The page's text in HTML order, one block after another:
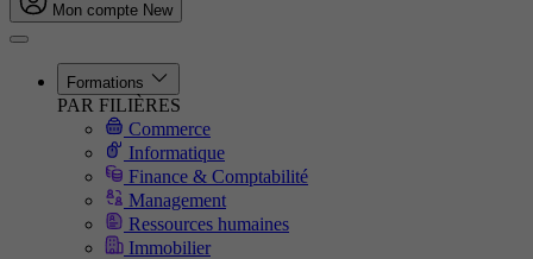
Mon compte New
Formations
PAR FILIÈRES
Commerce
Informatique
Finance & Comptabilité
Management
Ressources humaines
Immobilier